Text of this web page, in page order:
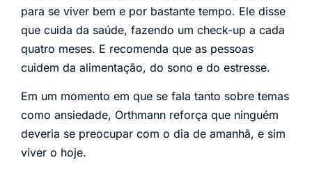
para se viver bem e por bastante tempo. Ele disse
que cuida da saúde, fazendo um check-up a cada
quatro meses. E recomenda que as pessoas
cuidem da alimentação, do sono e do estresse.
Em um momento em que se fala tanto sobre temas
como ansiedade, Orthmann reforça que ninguém
deveria se preocupar com o dia de amanhã, e sim
viver o hoje.